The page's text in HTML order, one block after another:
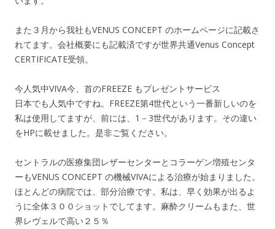
また３月から我社もVENUS CONCEPT のホームページに記載さ
れてます。会社概要にも記載済ですが世界共通Venus Concept
CERTIFICATE受領。
今人気中VIVA今、首のFREEZE もプレゼントサービス
日本でも人気中ですね。FREEZE第4世代という一番新しいのを
私は使用してますが、前には、1－3世代があります。その違い
をHPに載せました。是非ご覧ください。
セントラルの医療集団レザーセンターとコラーゲン増殖センタ
ーもVENUS CONCEPT の機械VIVAによる治療が始まりました。
ほとんどの病院では、部分治療です。私は、早く効果が出るよ
うに全体３００ショットでしてます。麻酔クリームもまた、世
界レヴェルで高い２５％